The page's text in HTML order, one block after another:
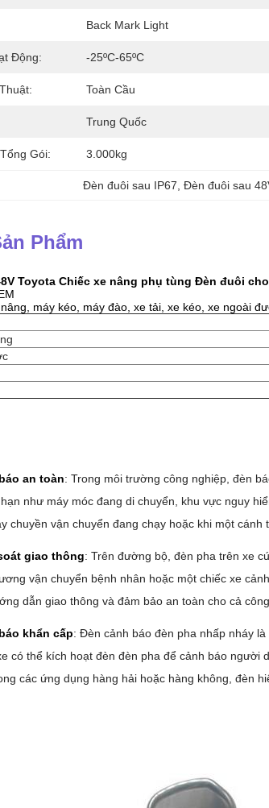
Back Mark Light
Động: -25ºC-65ºC
Toàn Cầu
Trung Quốc
Gói: 3.000kg
Đèn đuôi sau IP67 Đèn đuôi sau
Phẩm
Toyota Chiếc xe nâng phụ tùng Đèn đuôi
máy kéo, máy đào, xe tải, xe kéo, xe ngoài
an toàn: Trong môi trường công nghiệp, đèn
như máy móc đang di chuyển, khu vực nguy
chuyền vận chuyển đang chạy hoặc khi một cánh
giao thông: Trên đường bộ, đèn pha trên xe
vận chuyển bệnh nhân hoặc một chiếc xe
dẫn giao thông và đảm bảo an toàn cho cả
khẩn cấp: Đèn cảnh báo đèn pha nhấp nháy
có thể kích hoạt đèn đèn pha để cảnh báo
các ứng dụng hàng hải hoặc hàng không, đèn